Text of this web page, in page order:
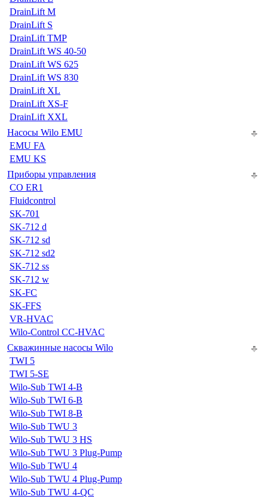
DrainLift M
DrainLift S
DrainLift TMP
DrainLift WS 40-50
DrainLift WS 625
DrainLift WS 830
DrainLift XL
DrainLift XS-F
DrainLift XXL
Насосы Wilo EMU
EMU FA
EMU KS
Приборы управления
CO ER1
Fluidcontrol
SK-701
SK-712 d
SK-712 sd
SK-712 sd2
SK-712 ss
SK-712 w
SK-FC
SK-FFS
VR-HVAC
Wilo-Control CC-HVAC
Скважинные насосы Wilo
TWI 5
TWI 5-SE
Wilo-Sub TWI 4-B
Wilo-Sub TWI 6-B
Wilo-Sub TWI 8-B
Wilo-Sub TWU 3
Wilo-Sub TWU 3 HS
Wilo-Sub TWU 3 Plug-Pump
Wilo-Sub TWU 4
Wilo-Sub TWU 4 Plug-Pump
Wilo-Sub TWU 4-QC